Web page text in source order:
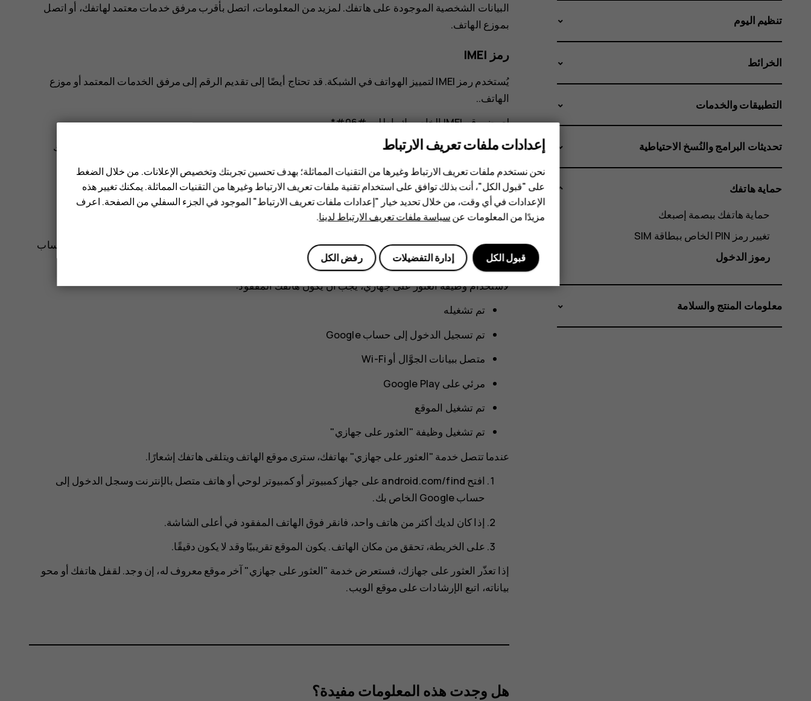
البيانات الشخصية الموجودة على هاتفك. لمزيد من المعلومات، اتصل بأقرب مرفق خدمات معتمد لهاتفك، أو اتصل
بموزع الهاتف.
رمز IMEI
يُستخدم رمز IMEI لتمييز الهواتف في الشبكة. قد تحتاج أيضًا إلى تقديم الرقم إلى مرفق الخدمات المعتمد أو موزع
الهاتف.‬.
لعرض رقم IMEI الخاص بك، اطلب
‪*#06#‬
.
تتم أيضًا طباعة رمز IMEI الخاص بهاتفك إما على الهاتف أو على علبة SIM وفقًا لطراز هاتفك. إذا كان غطاء هاتفك
يمكن رؤية رمز IMEI أيضًا على علبة البيع الأصلية.
تحديد موقع الهاتف أو قفله
إذا فقدت هاتفك، فقد تتمكن من العثور عليه أو قفله أو محو البيانات منه عن بعد إذا قمت بتسجيل الدخول إلى حساب
Google. يتم تشغيل وظيفة العثور على جهازي بشكل افتراضي للهواتف المرتبطة بحساب Google.
لاستخدام وظيفة العثور على جهازي، يجب أن يكون هاتفك المفقود:
تم تشغيله
تم تسجيل الدخول إلى حساب Google
متصل ببيانات الجوَّال أو Wi-Fi
مرئي على Google Play
تم تشغيل الموقع
تم تشغيل وظيفة "العثور على جهازي"
عندما تتصل خدمة "العثور على جهازي" بهاتفك، سترى موقع الهاتف ويتلقى هاتفك إشعارًا.
افتح android.com/find على جهاز كمبيوتر أو كمبيوتر لوحي أو هاتف متصل بالإنترنت وسجل الدخول إلى
حساب Google الخاص بك.
إذا كان لديك أكثر من هاتف واحد، فانقر فوق الهاتف المفقود في أعلى الشاشة.
على الخريطة، تحقق من مكان الهاتف. يكون الموقع تقريبيًا وقد لا يكون دقيقًا.
إذا تعذّر العثور على جهازك، فستعرض خدمة "العثور على جهازي" آخر موقع معروف له، إن وجد. لقفل هاتفك أو محو
بياناته، اتبع الإرشادات على موقع الويب.
هل وجدت هذه المعلومات مفيدة؟
تنظيم اليوم
الخرائط
التطبيقات والخدمات
تحديثات البرامج والنُسخ الاحتياطية
حماية هاتفك
حماية هاتفك ببصمة إصبعك
تغيير رمز PIN الخاص ببطاقة SIM‬
رموز الدخول
معلومات المنتج والسلامة
إعدادات ملفات تعريف الارتباط
نحن نستخدم ملفات تعريف الارتباط وغيرها من التقنيات المماثلة؛ بهدف تحسين تجربتك وتخصيص الإعلانات. من خلال الضغط
على "قبول الكل"، أنت بذلك توافق على استخدام تقنية ملفات تعريف الارتباط وغيرها من التقنيات المماثلة. يمكنك تغيير هذه
الإعدادات في أي وقت، من خلال تحديد خيار "إعدادات ملفات تعريف الارتباط" الموجود في الجزء السفلي من الصفحة. اعرف
مزيدًا من المعلومات عنسياسة ملفات تعريف الارتباط لدينا.
رفض الكل إدارة التفضيلات قبول الكل